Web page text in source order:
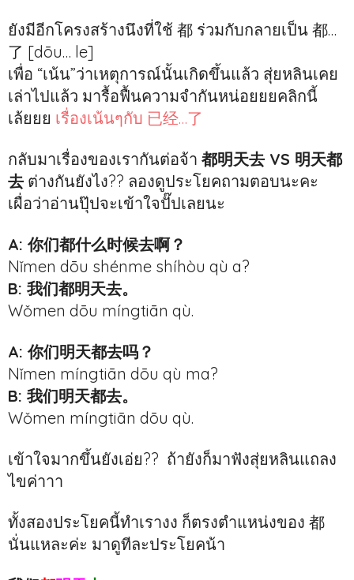
ยังมีอีกโครงสร้างนึงที่ใช้ 都 ร่วมกับกลายเป็น 都…
了 [dōu… le]
เพื่อ “เน้น”ว่าเหตุการณ์นั้นเกิดขึ้นแล้ว สุ่ยหลินเคย
เล่าไปแล้ว มารื้อฟื้นความจำกันหน่อยยยคลิกนี้
เล้ยยย เรื่องเน้นๆกับ 已经…了
กลับมาเรื่องของเรากันต่อจ้า 都明天去 VS 明天都
去 ต่างกันยังไง?? ลองดูประโยคถามตอบนะคะ
เผื่อว่าอ่านปุ๊ปจะเข้าใจปั๊ปเลยนะ
A: 你们都什么时候去啊？
Nǐmen dōu shénme shíhòu qù a?
B: 我们都明天去。
Wǒmen dōu míngtiān qù.
A: 你们明天都去吗？
Nǐmen míngtiān dōu qù ma?
B: 我们明天都去。
Wǒmen míngtiān dōu qù.
เข้าใจมากขึ้นยังเอ่ย?? ถ้ายังก็มาฟังสุ่ยหลินแถลง
ไขค่าาา
ทั้งสองประโยคนี้ทำเรางง ก็ตรงตำแหน่งของ 都
นั่นแหละค่ะ มาดูทีละประโยคน้า